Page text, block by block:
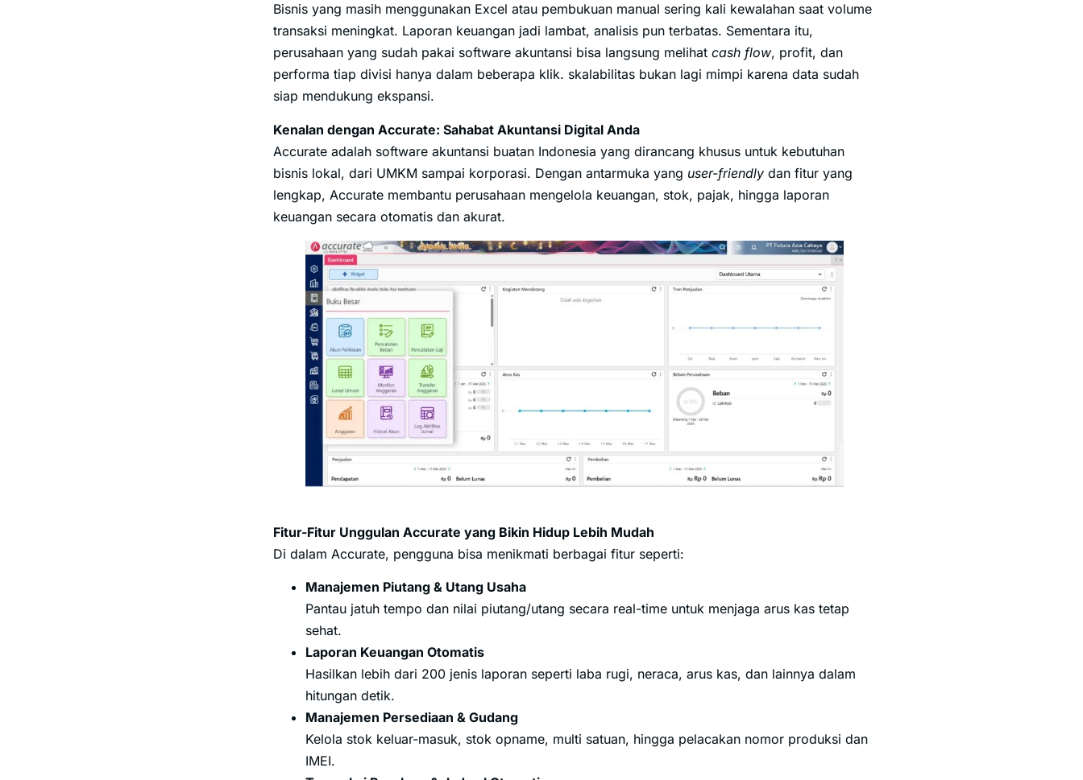
Bisnis yang masih menggunakan Excel atau pembukuan manual sering kali kewalahan saat volume
transaksi meningkat. Laporan keuangan jadi lambat, analisis pun terbatas. Sementara itu,
perusahaan yang sudah pakai software akuntansi bisa langsung melihatcash flow, profit, dan
performa tiap divisi hanya dalam beberapa klik. skalabilitas bukan lagi mimpi karena data sudah
siap mendukung ekspansi.
Kenalan dengan Accurate: Sahabat Akuntansi Digital Anda
Accurate adalah software akuntansi buatan Indonesia yang dirancang khusus untuk kebutuhan
bisnis lokal, dari UMKM sampai korporasi. Dengan antarmuka yang user-friendly dan fitur yang
lengkap, Accurate membantu perusahaan mengelola keuangan, stok, pajak, hingga laporan
keuangan secara otomatis dan akurat.
Fitur-Fitur Unggulan Accurate yang Bikin Hidup Lebih Mudah
Di dalam Accurate, pengguna bisa menikmati berbagai fitur seperti:
Manajemen Piutang & Utang Usaha
Pantau jatuh tempo dan nilai piutang/utang secara real-time untuk menjaga arus kas tetap
sehat.
Laporan Keuangan Otomatis
Hasilkan lebih dari 200 jenis laporan seperti laba rugi, neraca, arus kas, dan lainnya dalam
hitungan detik.
Manajemen Persediaan & Gudang
Kelola stok keluar-masuk, stok opname, multi satuan, hingga pelacakan nomor produksi dan
IMEI.